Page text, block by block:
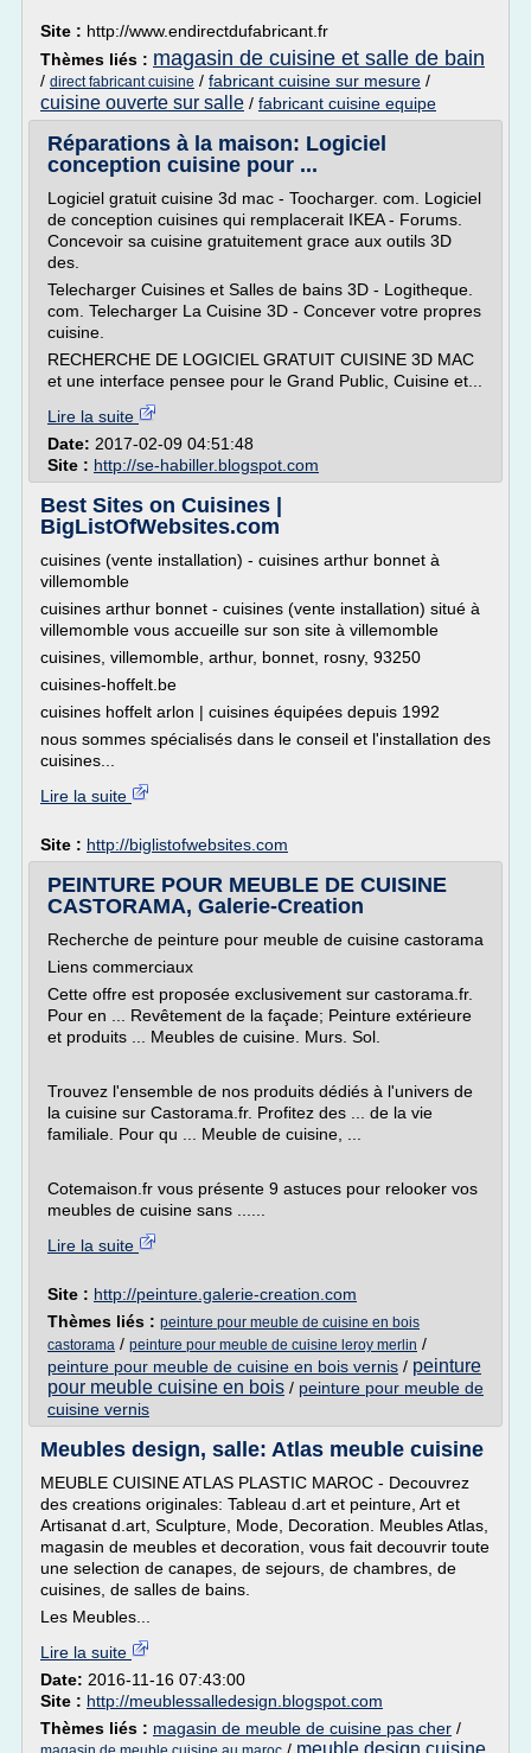
Site : http://www.endirectdufabricant.fr
Thèmes liés : magasin de cuisine et salle de bain
/ direct fabricant cuisine / fabricant cuisine sur mesure /
cuisine ouverte sur salle / fabricant cuisine equipe
Réparations à la maison: Logiciel
conception cuisine pour ...
Logiciel gratuit cuisine 3d mac - Toocharger. com. Logiciel
de conception cuisines qui remplacerait IKEA - Forums.
Concevoir sa cuisine gratuitement grace aux outils 3D
des.
Telecharger Cuisines et Salles de bains 3D - Logitheque.
com. Telecharger La Cuisine 3D - Concever votre propres
cuisine.
RECHERCHE DE LOGICIEL GRATUIT CUISINE 3D MAC
et une interface pensee pour le Grand Public, Cuisine et...
Lire la suite
Date: 2017-02-09 04:51:48
Site : http://se-habiller.blogspot.com
Best Sites on Cuisines |
BigListOfWebsites.com
cuisines (vente installation) - cuisines arthur bonnet à
villemomble
cuisines arthur bonnet - cuisines (vente installation) situé à
villemomble vous accueille sur son site à villemomble
cuisines, villemomble, arthur, bonnet, rosny, 93250
cuisines-hoffelt.be
cuisines hoffelt arlon | cuisines équipées depuis 1992
nous sommes spécialisés dans le conseil et l'installation des
cuisines...
Lire la suite
Site : http://biglistofwebsites.com
PEINTURE POUR MEUBLE DE CUISINE
CASTORAMA, Galerie-Creation
Recherche de peinture pour meuble de cuisine castorama
Liens commerciaux
Cette offre est proposée exclusivement sur castorama.fr.
Pour en ... Revêtement de la façade; Peinture extérieure
et produits ... Meubles de cuisine. Murs. Sol.
Trouvez l'ensemble de nos produits dédiés à l'univers de
la cuisine sur Castorama.fr. Profitez des ... de la vie
familiale. Pour qu ... Meuble de cuisine, ...
Cotemaison.fr vous présente 9 astuces pour relooker vos
meubles de cuisine sans ......
Lire la suite
Site : http://peinture.galerie-creation.com
Thèmes liés : peinture pour meuble de cuisine en bois
castorama / peinture pour meuble de cuisine leroy merlin /
peinture pour meuble de cuisine en bois vernis / peinture
pour meuble cuisine en bois / peinture pour meuble de
cuisine vernis
Meubles design, salle: Atlas meuble cuisine
MEUBLE CUISINE ATLAS PLASTIC MAROC - Decouvrez
des creations originales: Tableau d.art et peinture, Art et
Artisanat d.art, Sculpture, Mode, Decoration. Meubles Atlas,
magasin de meubles et decoration, vous fait decouvrir toute
une selection de canapes, de sejours, de chambres, de
cuisines, de salles de bains.
Les Meubles...
Lire la suite
Date: 2016-11-16 07:43:00
Site : http://meublessalledesign.blogspot.com
Thèmes liés : magasin de meuble de cuisine pas cher /
meuble design cuisine